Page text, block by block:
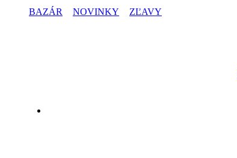
BAZÁR NOVINKY ZĽAVY